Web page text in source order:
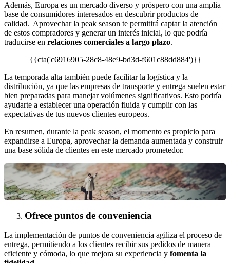
Además, Europa es un mercado diverso y próspero con una amplia
base de consumidores interesados en descubrir productos de
calidad. Aprovechar la peak season te permitirá captar la atención
de estos compradores y generar un interés inicial, lo que podría
traducirse en relaciones comerciales a largo plazo.
{{cta('c6916905-28c8-48e9-bd3d-f601c88dd884')}}
La temporada alta también puede facilitar la logística y la
distribución, ya que las empresas de transporte y entrega suelen estar
bien preparadas para manejar volúmenes significativos. Esto podría
ayudarte a establecer una operación fluida y cumplir con las
expectativas de tus nuevos clientes europeos.
En resumen, durante la peak season, el momento es propicio para
expandirse a Europa, aprovechar la demanda aumentada y construir
una base sólida de clientes en este mercado prometedor.
Ofrece puntos de conveniencia
La implementación de puntos de conveniencia agiliza el proceso de
entrega, permitiendo a los clientes recibir sus pedidos de manera
eficiente y cómoda, lo que mejora su experiencia y fomenta la